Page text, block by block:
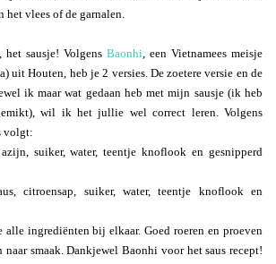
het vlees of de garnalen.
sausje! Volgens Baonhi , een Vietnamees meisje
uit Houten, heb je 2 versies. De zoetere versie en de
ik maar wat gedaan heb met mijn sausje (ik heb
wil ik het jullie wel correct leren. Volgens
volgt:
suiker, water, teentje knoflook en gesnipperd
citroensap, suiker, water, teentje knoflook en
ingrediënten bij elkaar. Goed roeren en proeven
naar smaak. Dankjewel Baonhi voor het saus recept!